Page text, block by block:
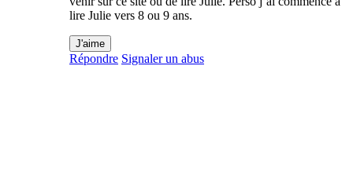
lire Julie vers 8 ou 9 ans.
J'aime
Répondre Signaler un abus